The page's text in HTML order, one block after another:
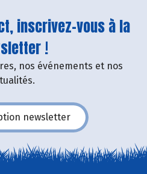
inscrivez-vous à la
!
nos événements et nos
newsletter